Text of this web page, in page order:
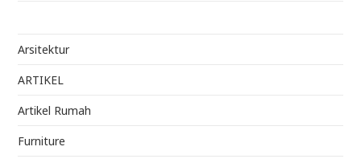
Arsitektur
ARTIKEL
Artikel Rumah
Furniture